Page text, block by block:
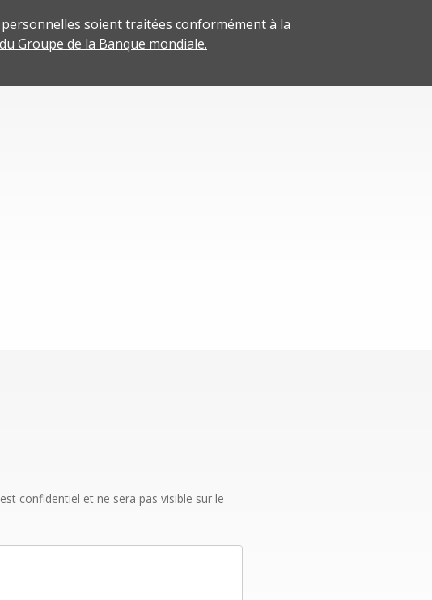
personnelles soient traitées conformément à la
Groupe de la Banque mondiale.
confidentiel et ne sera pas visible sur le